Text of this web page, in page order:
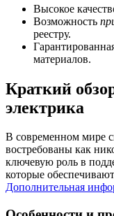
Высокое
Возможность
реестру.
материалов.
Краткий
электрика
В современном мире
востребованы как
ключевую роль в
которые
Дополнительная